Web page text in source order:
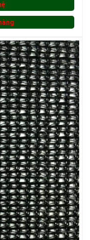
VUÔNG